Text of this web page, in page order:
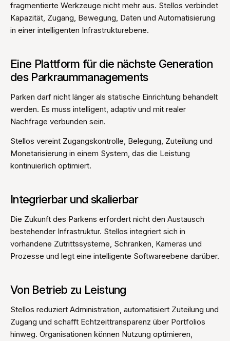
fragmentierte Werkzeuge nicht mehr aus. Stellos verbindet
Kapazität, Zugang, Bewegung, Daten und Automatisierung
in einer intelligenten Infrastrukturebene.
Eine Plattform für die nächste Generation
des Parkraummanagements
Parken darf nicht länger als statische Einrichtung behandelt
werden. Es muss intelligent, adaptiv und mit realer
Nachfrage verbunden sein.
Stellos vereint Zugangskontrolle, Belegung, Zuteilung und
Monetarisierung in einem System, das die Leistung
kontinuierlich optimiert.
Integrierbar und skalierbar
Die Zukunft des Parkens erfordert nicht den Austausch
bestehender Infrastruktur. Stellos integriert sich in
vorhandene Zutrittssysteme, Schranken, Kameras und
Prozesse und legt eine intelligente Softwareebene darüber.
Von Betrieb zu Leistung
Stellos reduziert Administration, automatisiert Zuteilung und
Zugang und schafft Echtzeittransparenz über Portfolios
hinweg. Organisationen können Nutzung optimieren,